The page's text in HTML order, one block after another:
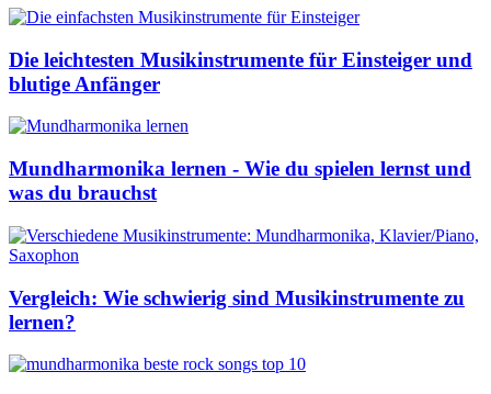
Die leichtesten Musikinstrumente für Einsteiger und
blutige Anfänger
Mundharmonika lernen - Wie du spielen lernst und
was du brauchst
Vergleich: Wie schwierig sind Musikinstrumente zu
lernen?